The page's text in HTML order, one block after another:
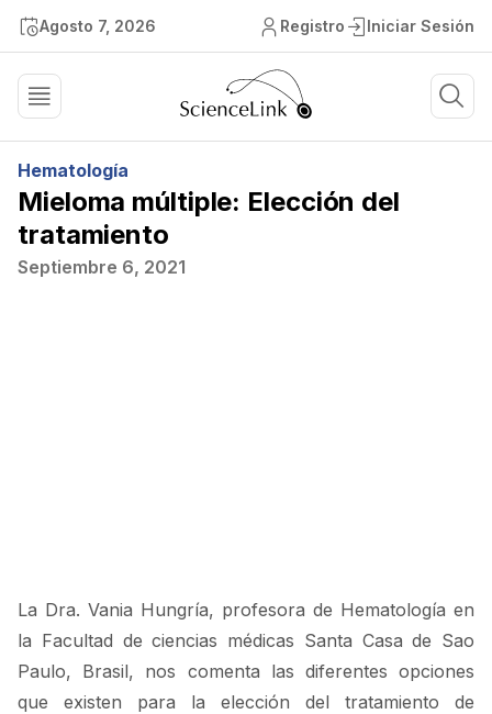
Agosto 7, 2026 Registro Iniciar Sesión
Hematología
Mieloma múltiple: Elección del
tratamiento
Septiembre 6, 2021
La Dra. Vania Hungría, profesora de Hematología en
la Facultad de ciencias médicas Santa Casa de Sao
Paulo, Brasil, nos comenta las diferentes opciones
que existen para la elección del tratamiento de